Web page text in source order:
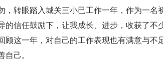
，转眼踏入城关三小已工作一年，作为一
的信任鼓励下，让我成长、进步，收获了不
顾这一年，对自己的工作表现也有满意与不
自己。